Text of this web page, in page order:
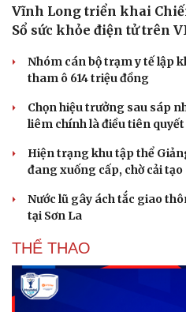
Vĩnh Long triển khai
Sổ sức khỏe điện tử trên
Nhóm cán bộ trạm y tế lập
tham ô 614 triệu đồng
Chọn hiệu trưởng sau sáp
liêm chính là điều tiên quyết
Hiện trạng khu tập thể
đang xuống cấp, chờ cải tạo
Nước lũ gây ách tắc giao
tại Sơn La
THỂ THAO